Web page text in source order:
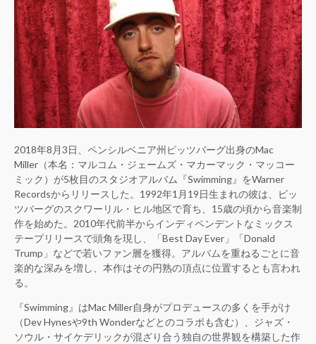
2018年8月3日、ペンシルベニア州ピッツバーグ出身のMac
Miller（本名：マルコム・ジェームズ・マカーマック・マッコー
ミック）が5枚目のスタジオアルバム『Swimming』をWarner
Recordsからリリースした。1992年1月19日生まれの彼は、ピッ
ツバーグのスクワーリル・ヒル地区で育ち、15歳の頃から音楽制
作を始めた。2010年代前半からインディペンデントなミックス
テープリリースで頭角を現し、「Best Day Ever」「Donald
Trump」などで若いファン層を獲得。アルバムを重ねるごとに音
楽的な深みを増し、本作はその円熟の頂点に位置するとも言われ
る。
『Swimming』はMac Miller自身がプロデュースの多くを手がけ
（Dev Hynesや9th Wonderなどとのコラボも含む）、ジャズ・
ソウル・サイケデリックが混ざり合う独自の世界観を構築した作